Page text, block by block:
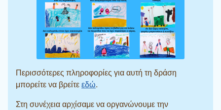
Περισσότερες πληροφορίες για αυτή τη δράση
μπορείτε να βρείτε εδώ.
Στη συνέχεια αρχίσαμε να οργανώνουμε την